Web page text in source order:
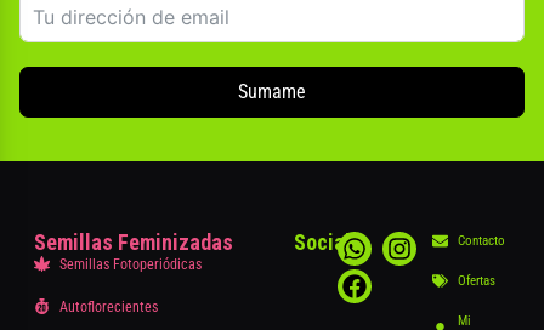
Sumame
Semillas Feminizadas
Semillas Fotoperiódicas
Autoflorecientes
Social Contacto
Ofertas
Mi